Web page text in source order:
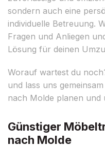
sondern auch eine
individuelle Betreuung.
Fragen und Anliegen
Lösung für deinen
Worauf wartest du
und lass uns
nach Molde planen und
Günstiger
nach Molde